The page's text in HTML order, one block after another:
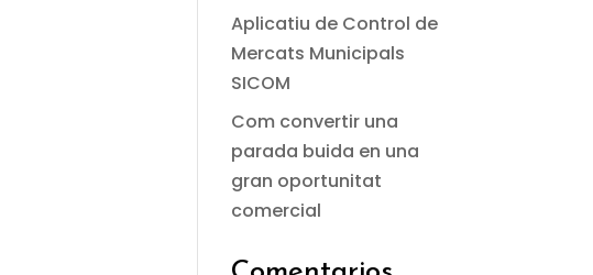
Aplicatiu de Control de
Mercats Municipals
SICOM
Com convertir una
parada buida en una
gran oportunitat
comercial